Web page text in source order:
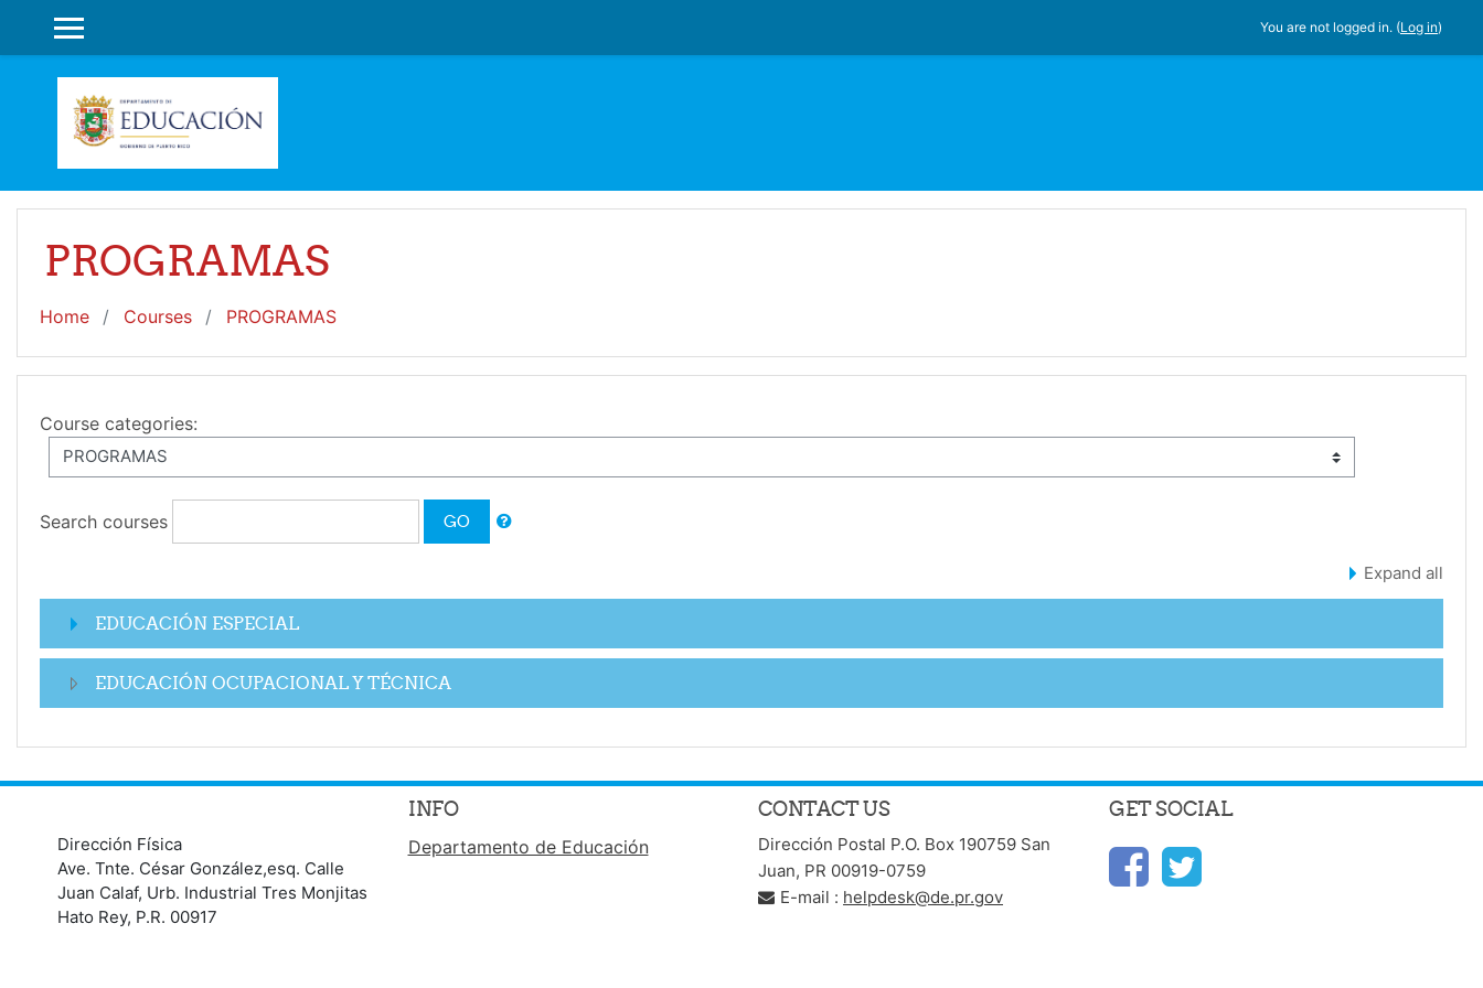
SIDE PANEL
You are not logged in. (Log in)
PROGRAMAS
Home Courses PROGRAMAS
Course categories:
Search courses GO
Expand all
EDUCACIÓN ESPECIAL
EDUCACIÓN OCUPACIONAL Y TÉCNICA
Dirección Física
Ave. Tnte. César González,esq. Calle
Juan Calaf, Urb. Industrial Tres Monjitas
Hato Rey, P.R. 00917
INFO
Departamento de Educación
CONTACT US
Dirección Postal P.O. Box 190759 San
Juan, PR 00919-0759
E-mail : helpdesk@de.pr.gov
GET SOCIAL